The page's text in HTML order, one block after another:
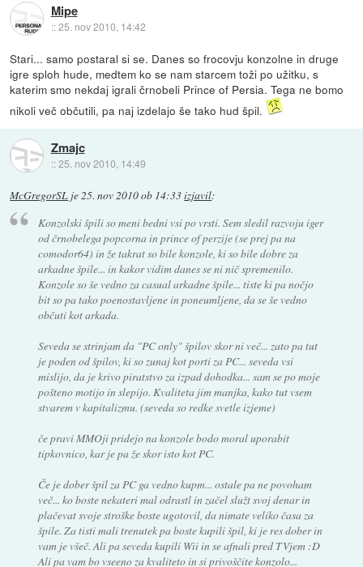
Mipe
::25. nov 2010, 14:42
Stari... samo postaral si se. Danes so frocovju konzolne in druge
igre sploh hude, medtem ko se nam starcem toži po užitku, s
katerim smo nekdaj igrali črnobeli Prince of Persia. Tega ne bomo
nikoli več občutili, pa naj izdelajo še tako hud špil.
Zmajc
::25. nov 2010, 14:49
McGregorSL je25. nov 2010 ob 14:33izjavil:
Konzolski špili so meni bedni vsi po vrsti. Sem sledil razvoju iger
od črnobelega popcorna in prince of perzije (se prej pa na
comodor64) in že takrat so bile konzole, ki so bile dobre za
arkadne špile... in kakor vidim danes se ni nič spremenilo.
Konzole so še vedno za casual arkadne špile... tiste ki pa nočjo
bit so pa tako poenostavljene in poneumljene, da se še vedno
občuti kot arkada.
Seveda se strinjam da "PC only" špilov skor ni več... zato pa tut
je poden od špilov, ki so zunaj kot porti za PC... seveda vsi
mislijo, da je krivo piratstvo za izpad dohodka... sam se po moje
pošteno motijo in slepijo. Kvaliteta jim manjka, kako tut vsem
stvarem v kapitalizmu. (seveda so redke svetle izjeme)
če pravi MMOji pridejo na konzole bodo moral uporabit
tipkovnico, kar je pa že skor isto kot PC.
Če je dober špil za PC ga vedno kupm... ostale pa ne povoham
več... ko boste nekateri mal odrastl in začel služt svoj denar in
plačevat svoje stroške boste ugotovil, da nimate veliko časa za
špile. Za tisti mali trenutek pa boste kupili špil, ki je res dober in
vam je všeč. Ali pa seveda kupili Wii in se afnali pred TVjem :D
Ali pa vam bo vseeno za kvaliteto in si privoščite konzolo...